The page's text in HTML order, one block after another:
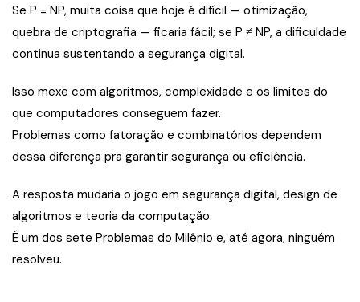
Se P = NP, muita coisa que hoje é difícil — otimização,
quebra de criptografia — ficaria fácil; se P ≠ NP, a dificuldade
continua sustentando a segurança digital.
Isso mexe com algoritmos, complexidade e os limites do
que computadores conseguem fazer.
Problemas como fatoração e combinatórios dependem
dessa diferença pra garantir segurança ou eficiência.
A resposta mudaria o jogo em segurança digital, design de
algoritmos e teoria da computação.
É um dos sete Problemas do Milênio e, até agora, ninguém
resolveu.